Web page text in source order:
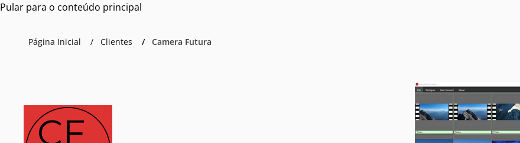
Pular para o conteúdo principal
Página Inicial Clientes Camera Futura